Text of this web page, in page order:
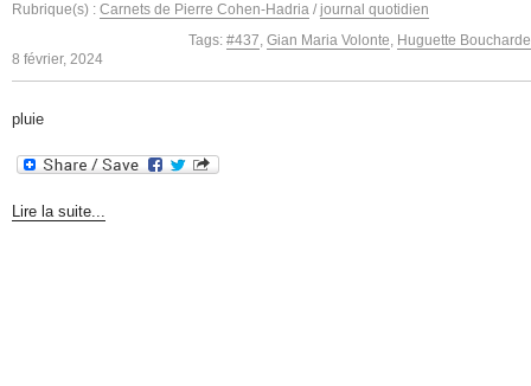
Rubrique(s) : Carnets de Pierre Cohen-Hadria / journal quotidien
Tags: #437, Gian Maria Volonte, Huguette
8 février, 2024
pluie
Lire la suite...